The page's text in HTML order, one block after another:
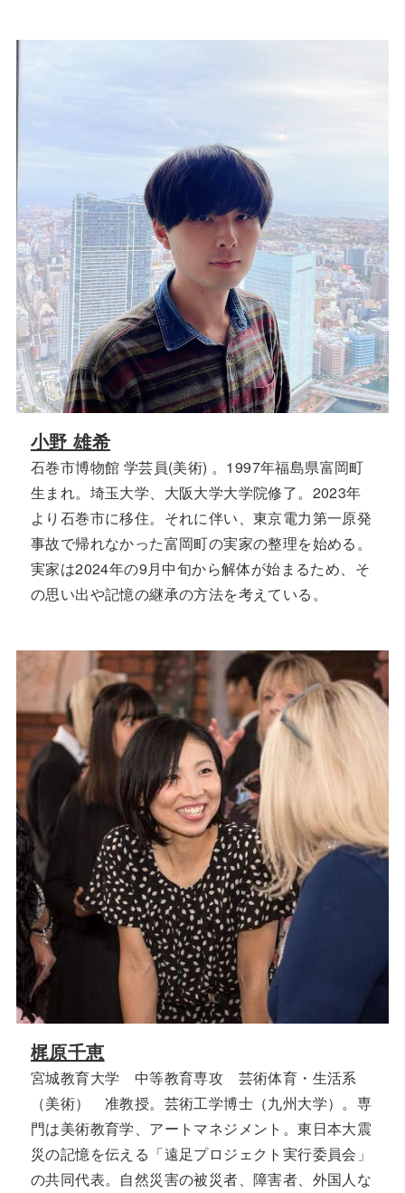
小野 雄希
石巻市博物館 学芸員(美術) 。1997年福島県富岡町
生まれ。埼玉大学、大阪大学大学院修了。2023年
より石巻市に移住。それに伴い、東京電力第一原発
事故で帰れなかった富岡町の実家の整理を始める。
実家は2024年の9月中旬から解体が始まるため、そ
の思い出や記憶の継承の方法を考えている。
梶原千恵
宮城教育大学 中等教育専攻 芸術体育・生活系
（美術） 准教授。芸術工学博士（九州大学）。専
門は美術教育学、アートマネジメント。東日本大震
災の記憶を伝える「遠足プロジェクト実行委員会」
の共同代表。自然災害の被災者、障害者、外国人な